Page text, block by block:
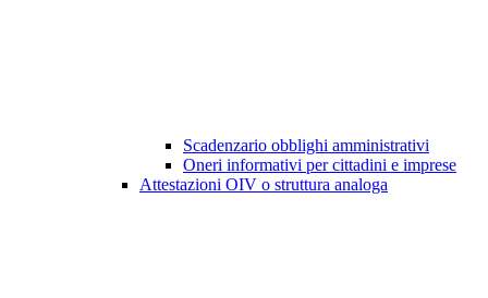
Scadenzario obblighi amministrativi
Oneri informativi per cittadini e imprese
Attestazioni OIV o struttura analoga